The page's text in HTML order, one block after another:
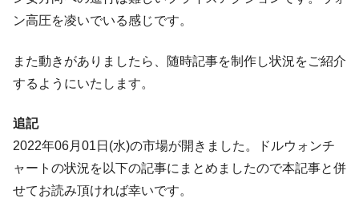
韓国政府「ニセＫ-ブランドを通報しようキ
ャンペーン」⇒ あの名物教授も登場！
『Money1』
韓国「橋が落ちました」⇒ 耐久性「なさす
ぎ」では。
営業利益80.2％も減少
『Money1』
米国下院「韓国の公務員個人をターゲット
する差別。許してはおかぬ
韓国ボンクラ政策室長･金容範、株価暴落に
ン高圧を凌いでいる感じです。
また動きがありましたら、随時記事を制作し状況をご紹介
するようにいたします。
追記
2022年06月01日(水)の市場が開きました。ドルウォンチ
ャートの状況を以下の記事にまとめましたので本記事と併
せてお読み頂ければ幸いです。